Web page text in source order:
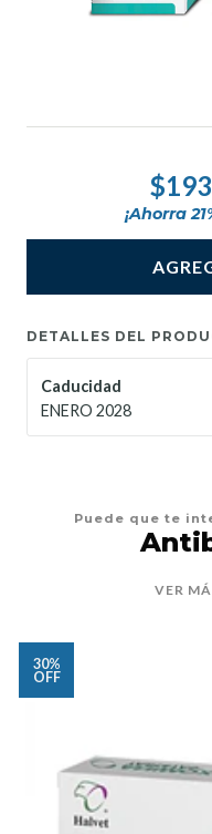
¡Ahorra 21
DETALLES DEL
Caducidad
ENERO 2028
Puede que te
VER
30%
OFF